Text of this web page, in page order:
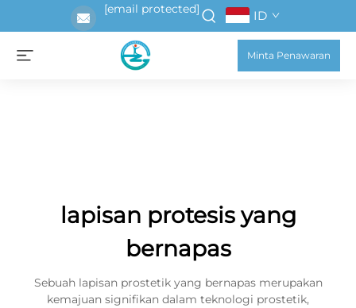
[email protected] ID
Minta Penawaran
lapisan protesis yang
bernapas
Sebuah lapisan prostetik yang bernapas merupakan
kemajuan signifikan dalam teknologi prostetik,